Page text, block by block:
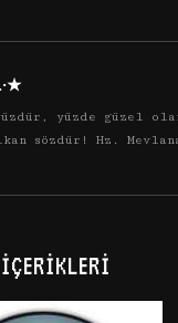
yüzde güzel
sözdür! Hz.